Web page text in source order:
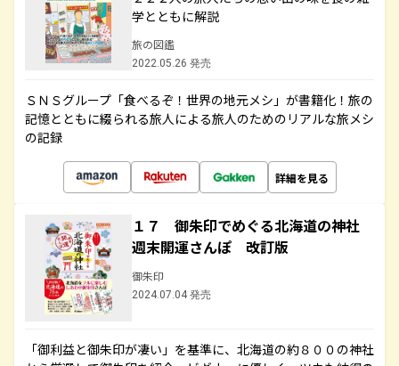
学とともに解説
旅の図鑑
2022.05.26 発売
ＳＮＳグループ「食べるぞ！世界の地元メシ」が書籍化！旅の
記憶とともに綴られる旅人による旅人のためのリアルな旅メシ
の記録
詳細を見る
１７ 御朱印でめぐる北海道の神社
週末開運さんぽ 改訂版
御朱印
2024.07.04 発売
「御利益と御朱印が凄い」を基準に、北海道の約８００の神社